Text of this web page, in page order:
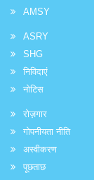
AMSY
ASRY
SHG
निविदाएं
नोटिस
रोज़गार
गोपनीयता नीति
अस्वीकरण
पूछताछ